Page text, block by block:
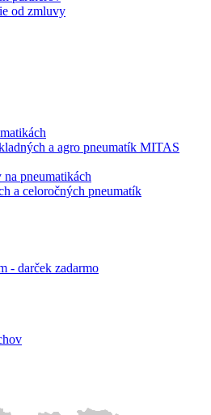
od zmluvy
a agro pneumatík MITAS
pneumatikách
a celoročných pneumatík
- darček zadarmo